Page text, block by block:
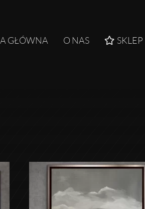
GŁÓWNA O NAS SKLEP